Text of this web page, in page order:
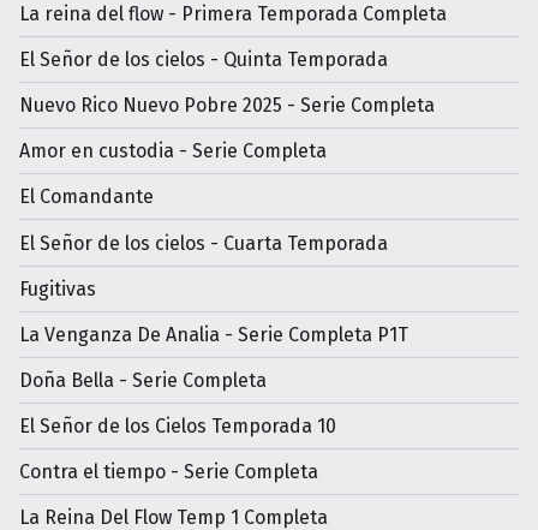
La reina del flow - Primera Temporada Completa
El Señor de los cielos - Quinta Temporada
Nuevo Rico Nuevo Pobre 2025 - Serie Completa
Amor en custodia - Serie Completa
El Comandante
El Señor de los cielos - Cuarta Temporada
Fugitivas
La Venganza De Analia - Serie Completa P1T
Doña Bella - Serie Completa
El Señor de los Cielos Temporada 10
Contra el tiempo - Serie Completa
La Reina Del Flow Temp 1 Completa